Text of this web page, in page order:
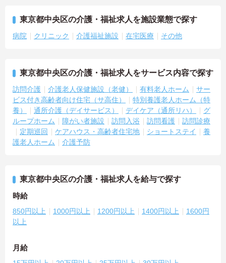
東京都中央区の介護・福祉求人を施設業態で探す
病院 クリニック 介護福祉施設 在宅医療 その他
東京都中央区の介護・福祉求人をサービス内容で探す
訪問介護 介護老人保健施設（老健） 有料老人ホーム
サー
ビス付き高齢者向け住宅（サ高住）
特別養護老人ホーム（特
養）
通所介護（デイサービス） デイケア（通所リハ）
グ
ループホーム
障がい者施設 訪問入浴 訪問看護
訪問診療
定期巡回
ケアハウス・高齢者住宅地 ショートステイ
養
護老人ホーム
介護予防
東京都中央区の介護・福祉求人を給与で探す
時給
850円以上 1000円以上 1200円以上 1400円以上
1600円
以上
月給